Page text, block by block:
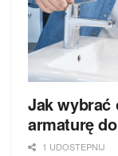
Jak wybrać
armaturę
1 UDOSTEPNIJ